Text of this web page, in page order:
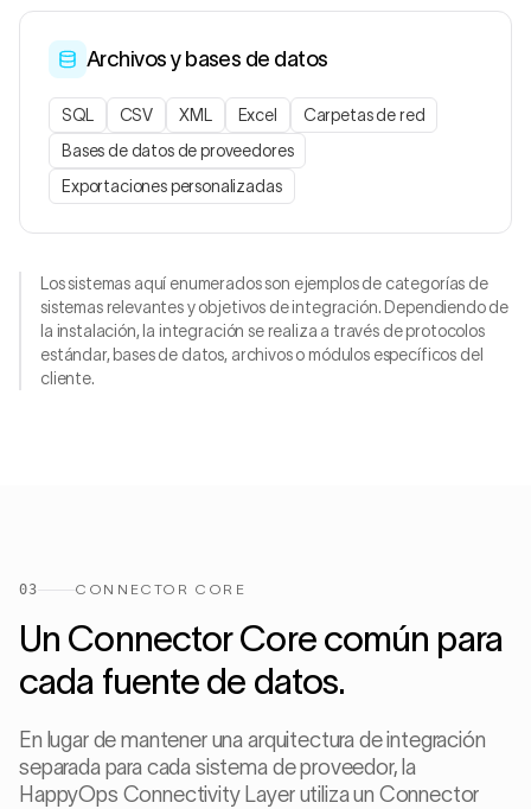
Archivos y bases de datos
SQL CSV XML Excel
Carpetas de red
Bases de datos de proveedores
Exportaciones personalizadas
Los sistemas aquí enumerados son ejemplos de categorías de
sistemas relevantes y objetivos de integración. Dependiendo de
la instalación, la integración se realiza a través de protocolos
estándar, bases de datos, archivos o módulos específicos del
cliente.
03 CONNECTOR CORE
Un Connector Core común para
cada fuente de datos.
En lugar de mantener una arquitectura de integración
separada para cada sistema de proveedor, la
HappyOps Connectivity Layer utiliza un Connector